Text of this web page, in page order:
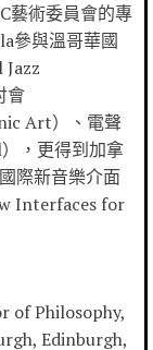
藝術委員會的專
參與溫哥華國
會
Art）、電聲
，更得到加拿
際新音樂介面
Interfaces for
of Philosophy,
Edinburgh,